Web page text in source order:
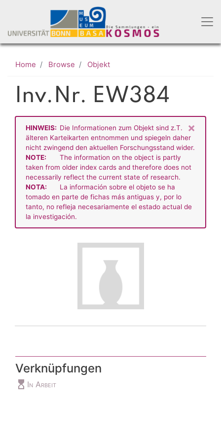
main
content
Home Browse Objekt
Inv.Nr. EW384
×
HINWEIS: Die Informationen zum Objekt sind z.T.
älteren Karteikarten entnommen und spiegeln daher
nicht zwingend den aktuellen Forschungsstand wider.
NOTE:
The information on the object is partly
taken from older index cards and therefore does not
necessarily reflect the current state of research.
NOTA:
La información sobre el objeto se ha
tomado en parte de fichas más antiguas y, por lo
tanto, no refleja necesariamente el estado actual de
la investigación.
Verknüpfungen
hourglass_top In Arbeit